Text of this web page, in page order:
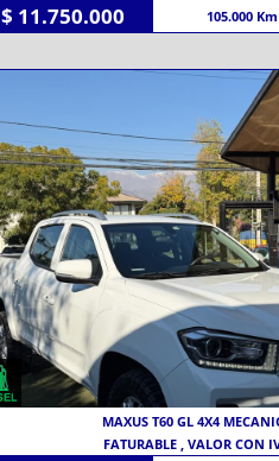
$ 11.750.000 105.000 Km
MAXUS T60 GL 4X4
FATURABLE , VALOR CON